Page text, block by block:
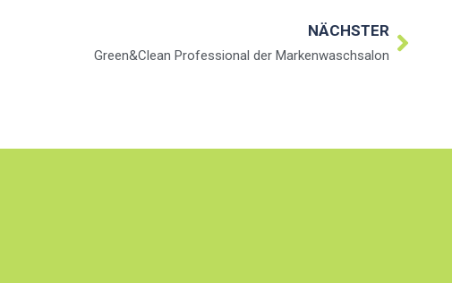
NÄCHSTER
Green&Clean Professional der Markenwaschsalon